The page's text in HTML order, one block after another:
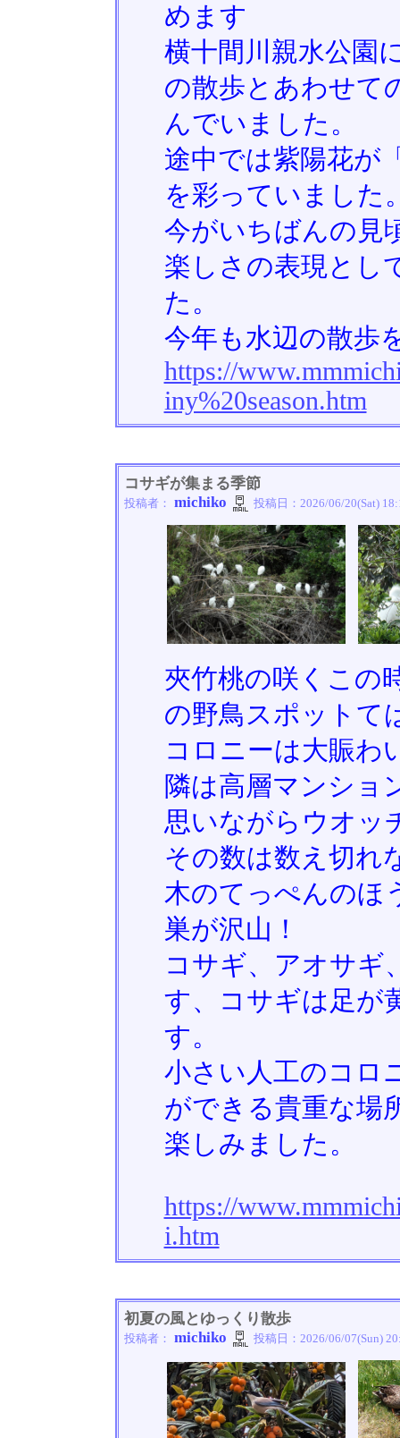
めます
横十間川親水公園
の散歩とあわせて
んでいました。
途中では紫陽花が
を彩っていました
今がいちばんの見
楽しさの表現とし
た。
今年も水辺の散歩
https://
iny%20season.htm
コサギが集まる季節
投稿者： michiko 投稿日： 2026/06/20(Sat)
夾竹桃の咲くこの
の野鳥スポットて
コロニーは大賑わ
隣は高層マンショ
思いながらウオッ
その数は数え切れ
木のてっぺんのほ
巣が沢山！
コサギ、アオサギ
す、コサギは足が
す。
小さい人工のコロ
ができる貴重な場
楽しみました。
https://
i.htm
初夏の風とゆっくり散歩
投稿者： michiko 投稿日： 2026/06/07(Sun)